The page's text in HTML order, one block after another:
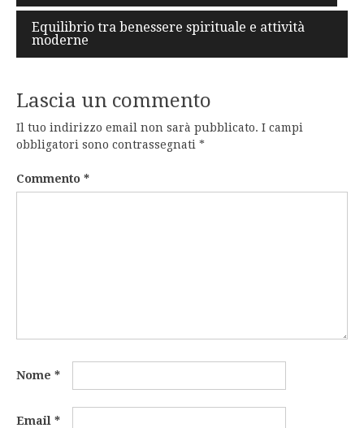
articoli
Equilibrio tra benessere spirituale e attività
moderne
Lascia un commento
Il tuo indirizzo email non sarà pubblicato. I campi
obbligatori sono contrassegnati *
Commento *
Nome *
Email *